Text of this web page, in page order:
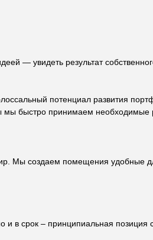
— увидеть результат
потенциал развития
мы быстро принимаем необходимые
Мы создаем помещения удобные
и в срок – принципиальная